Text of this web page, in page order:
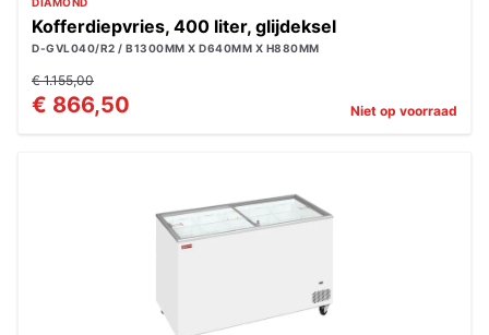
Kofferdiepvries, 400 liter, glijdeksel
D-GVL040/R2 / B1300MM X D640MM X H880MM
€ 1.155,00
€ 866,50 Niet op voorraad